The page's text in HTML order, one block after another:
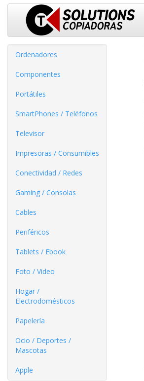
Ordenadores
Componentes
Portátiles
SmartPhones / Teléfonos
Televisor
Impresoras / Consumibles
Conectividad / Redes
Gaming / Consolas
Cables
Periféricos
Tablets / Ebook
Foto / Video
Hogar /
Electrodomésticos
Papelería
Ocio / Deportes /
Mascotas
Apple